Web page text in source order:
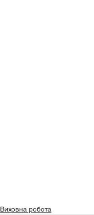
Виховна робота